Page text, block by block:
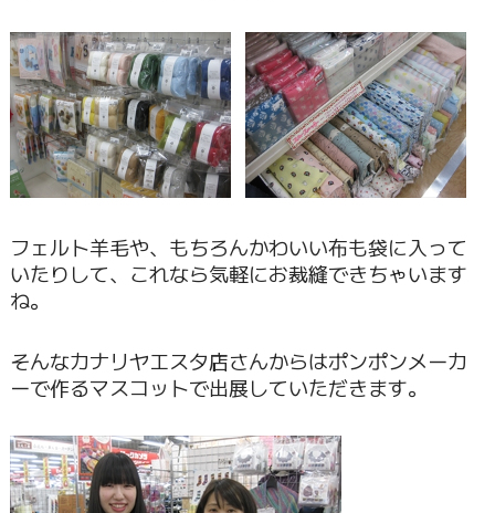
フェルト羊毛や、もちろんかわいい布も袋に入って
いたりして、これなら気軽にお裁縫できちゃいます
ね。
そんなカナリヤエスタ店さんからはポンポンメーカ
ーで作るマスコットで出展していただきます。